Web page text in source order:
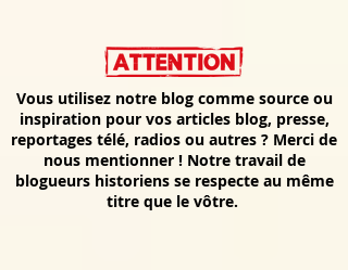
Vous utilisez notre blog comme source ou
inspiration pour vos articles blog, presse,
reportages télé, radios ou autres ? Merci de
nous mentionner ! Notre travail de
blogueurs historiens se respecte au même
titre que le vôtre.